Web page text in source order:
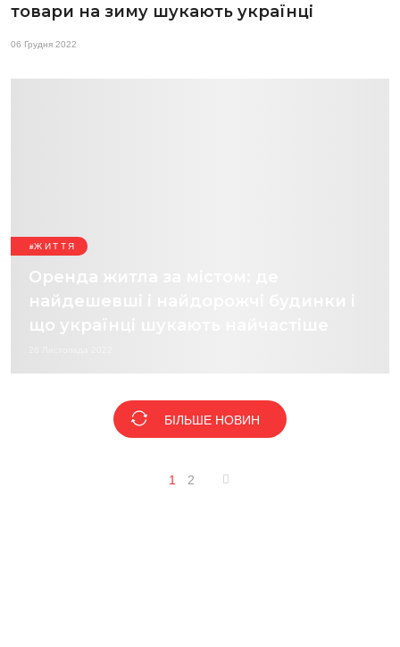
товари на зиму шукають українці
06 Грудня 2022
ЖИТТЯ
Оренда житла за містом: де
найдешевші і найдорожчі будинки і
що українці шукають найчастіше
БІЛЬШЕ НОВИН
1 2